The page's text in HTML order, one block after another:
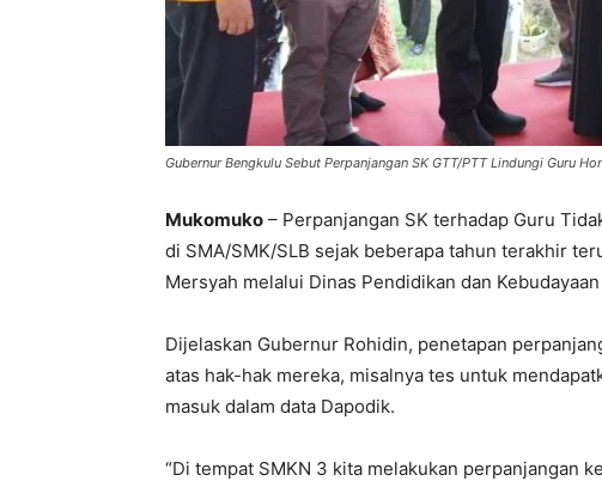
Gubernur Bengkulu Sebut Perpanjangan SK GTT/PTT Lindungi Guru
Mukomuko – Perpanjangan SK terhadap Guru
di SMA/SMK/SLB sejak beberapa tahun terakhir
Mersyah melalui Dinas Pendidikan dan
Dijelaskan Gubernur Rohidin, penetapan
atas hak-hak mereka, misalnya tes untuk
masuk dalam data Dapodik.
“Di tempat SMKN 3 kita melakukan perpanjangan